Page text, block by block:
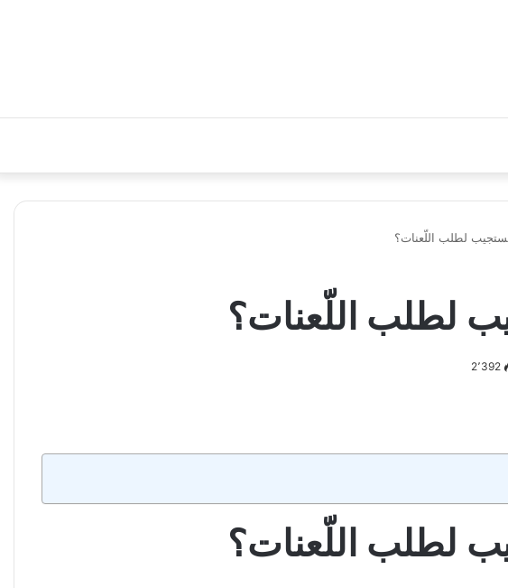
لطلب اللّعنات؟
لطلب اللّعنات؟
2٬392
لطلب اللّعنات؟